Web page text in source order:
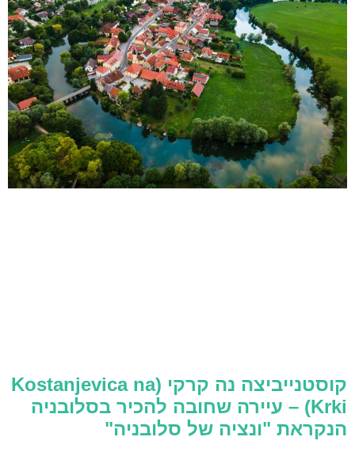
קוסטנייביצה נה קרקי (Kostanjevica na
Krki) – עיירה שחובה להכיר בסלובניה
הנקראת "ונציה של סלובניה"